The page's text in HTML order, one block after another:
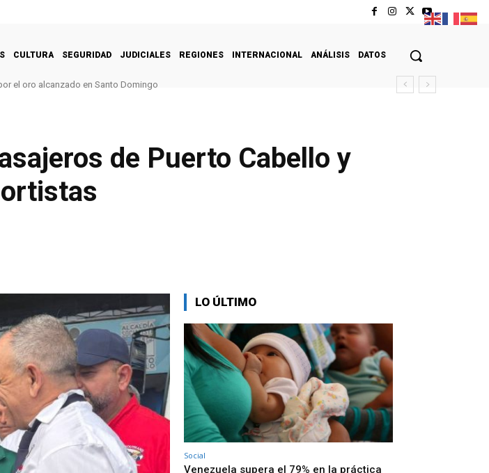
CULTURA SEGURIDAD JUDICIALES REGIONES INTERNACIONAL ANÁLISIS DATOS
el oro alcanzado en Santo Domingo
de Puerto Cabello y
LO ÚLTIMO
Social
Venezuela supera el 79% en la práctica